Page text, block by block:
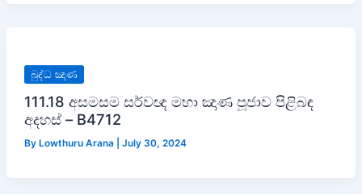
බුද්ධ ඤාණ
111.18 අසමසම සර්වඥ මහා ඤාණ පූජාව පිළිබඳ
අදහස් – B4712
By Lowthuru Arana July 30, 2024